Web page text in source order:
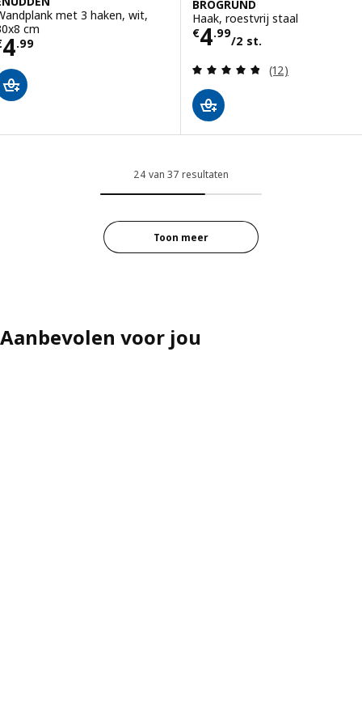
met 3 haken, wit,
cm
4.99 € 4.99
BROGRUND
Haak, roestvrij staal
€4.99
/2 st.
Prijs € 4.99/2
Beoordeling:
(12)
24 van 37 resultaten
Toon meer
Aanbevolen voor jou